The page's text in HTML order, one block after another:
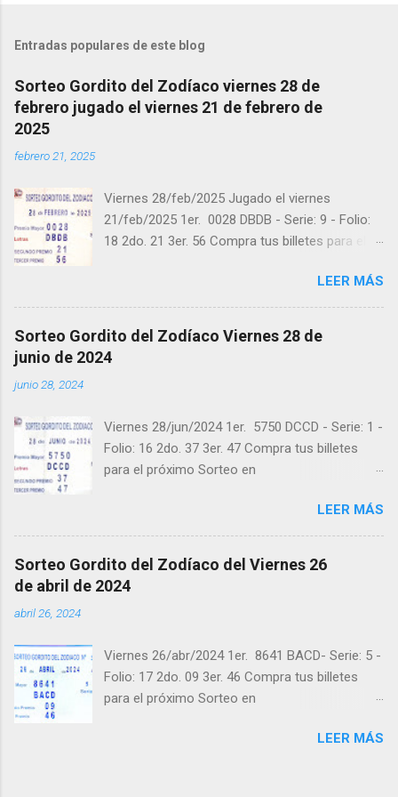
Entradas populares de este blog
Sorteo Gordito del Zodíaco viernes 28 de
febrero jugado el viernes 21 de febrero de
2025
febrero 21, 2025
Viernes 28/feb/2025 Jugado el viernes
21/feb/2025 1er. 0028 DBDB - Serie: 9 - Folio:
18 2do. 21 3er. 56 Compra tus billetes para el
instagram.com/balotas_panama - En Twitter:
@balotas y Facebook: facebook.com/balotas
"Buena Suerte" para el próximo sorteo,
recuerden visitarnos en balotas.com para
conocer los datos que le ayudaran a ganar y
LEER MÁS
Sorteo Gordito del Zodíaco Viernes 28 de
junio de 2024
junio 28, 2024
Viernes 28/jun/2024 1er. 5750 DCCD - Serie: 1 -
Folio: 16 2do. 37 3er. 47 Compra tus billetes
para el próximo Sorteo en
Instagram: instagram.com/balotas_panama -
En Twitter: @balotas y Facebook:
facebook.com/balotas Pruebe su suerte en las
próximo sorteo, recuerden visitarnos en
balotas.com para conocer los datos que le
ayudaran a ganar y ver los sorteos que se le
LEER MÁS
Sorteo Gordito del Zodíaco del Viernes 26
de abril de 2024
abril 26, 2024
Viernes 26/abr/2024 1er. 8641 BACD- Serie: 5 -
Folio: 17 2do. 09 3er. 46 Compra tus billetes
para el próximo Sorteo en
Instagram: instagram.com/balotas_panama -
LEER MÁS